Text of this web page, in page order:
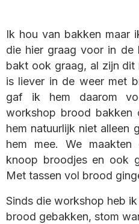
Ik hou van bakken maar
die hier graag voor in de
bakt ook graag, al zijn dit
is liever in de weer met
gaf ik hem daarom
workshop brood bakken
hem natuurlijk niet alleen
hem mee. We
knoop broodjes en ook
Met tassen vol brood
Sinds die workshop heb
brood gebakken, stom